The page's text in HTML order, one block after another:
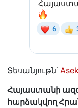
Տեսանյութն՝
Հայաստանի
հարձակվող